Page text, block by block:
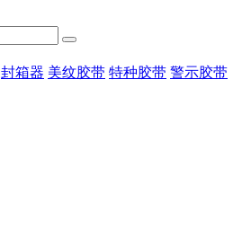
封箱器 美纹胶带 特种胶带 警示胶带